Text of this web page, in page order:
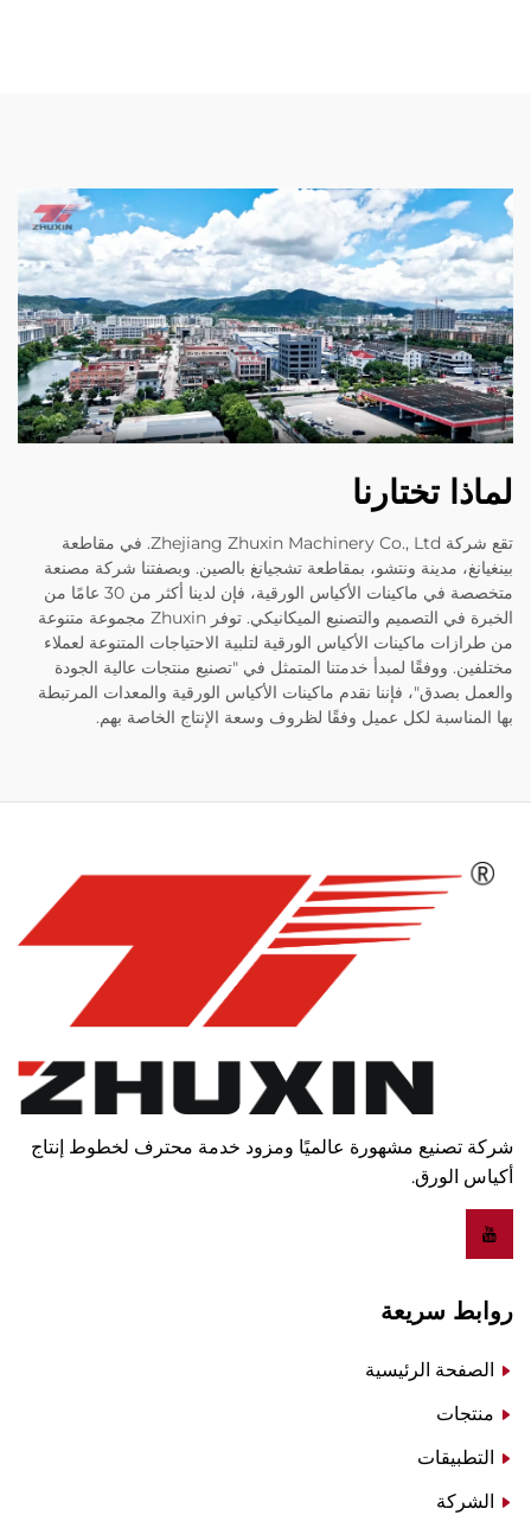
لماذا تختارنا
تقع شركة Zhejiang Zhuxin Machinery Co., Ltd. في مقاطعة
بينغيانغ، مدينة ونتشو، بمقاطعة تشجيانغ بالصين. وبصفتنا شركة مصنعة
متخصصة في ماكينات الأكياس الورقية، فإن لدينا أكثر من 30 عامًا من
الخبرة في التصميم والتصنيع الميكانيكي. توفر Zhuxin مجموعة متنوعة
من طرازات ماكينات الأكياس الورقية لتلبية الاحتياجات المتنوعة لعملاء
مختلفين. ووفقًا لمبدأ خدمتنا المتمثل في "تصنيع منتجات عالية الجودة
والعمل بصدق"، فإننا نقدم ماكينات الأكياس الورقية والمعدات المرتبطة
بها المناسبة لكل عميل وفقًا لظروف وسعة الإنتاج الخاصة بهم.
شركة تصنيع مشهورة عالميًا ومزود خدمة محترف لخطوط إنتاج
أكياس الورق.
روابط سريعة
الصفحة الرئيسية
منتجات
التطبيقات
الشركة